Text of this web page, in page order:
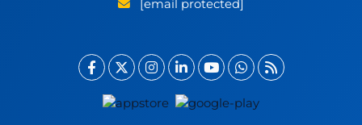
[email protected]